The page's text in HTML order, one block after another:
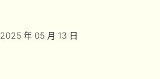
2025 年 05 月 13 日